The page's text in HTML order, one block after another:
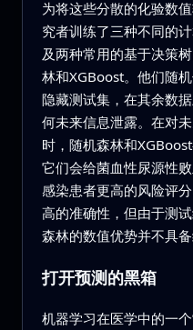
为将这些分散的化验数
究者训练了三种不同的
及两种常用的基于决策
林和XGBoost。他们随
隐藏测试集，在其余数
何未来信息泄露。在对
时，随机森林和
它们会给菌血性尿源性
感染患者更高的风险评
高的准确性，但由于测
森林的数值优势并不具备
打开预测的黑箱
机器学习在医学中的一